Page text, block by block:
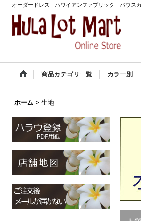
オーダードレス ハワイアンファブリック パウスカ
商品カテゴリ一覧 カラー別
ホーム > 生地